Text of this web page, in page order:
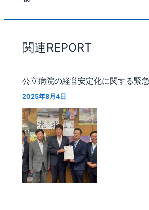
関連REPORT
公立病院の経営安定化に関する緊
2025年8月4日